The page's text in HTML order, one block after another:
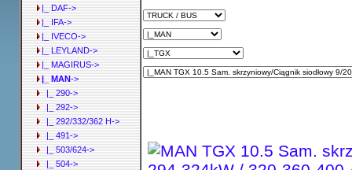
|_ DAF->
|_ IFA->
|_ IVECO->
|_ LEYLAND->
|_ MAGIRUS->
|_ MAN->
|_ 290->
|_ 292->
|_ 292/332/362 H->
|_ 491->
|_ 503/624->
|_ 504->